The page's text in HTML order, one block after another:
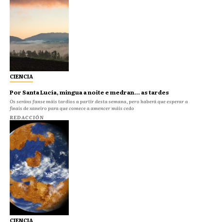
CIENCIA
Por Santa Lucía, mingua a noite e medran… as tardes
Os seráns fanse máis tardíos a partir desta semana, pero haberá que esperar a
finais de xaneiro para que comece a amencer máis cedo
REDACCIÓN
CIENCIA